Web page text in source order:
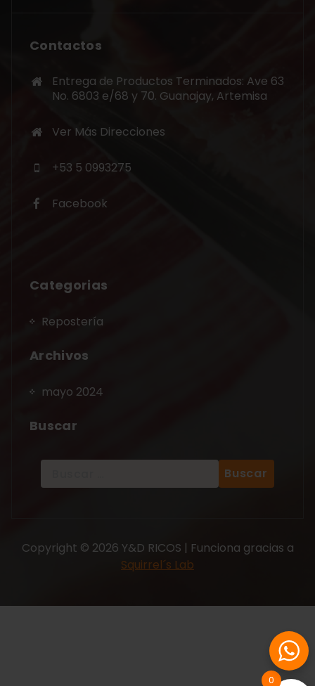
Contactos
Entrega de Productos Terminados: Ave 63
No. 6803 e/68 y 70. Guanajay, Artemisa
Ver Más Direcciones
+53 5 0993275
Facebook
Categorias
Repostería
Archivos
mayo 2024
Buscar
Copyright © 2026 Y&D RICOS | Funciona gracias a
Squirrel´s Lab
0